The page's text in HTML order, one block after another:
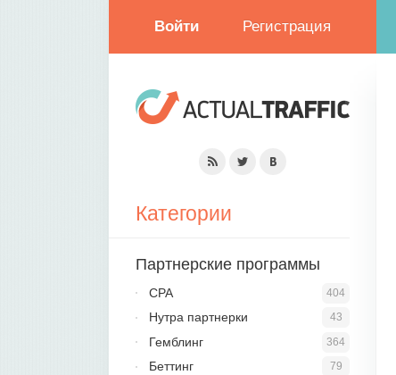
Войти Регистрация
Категории
Партнерские программы
404
CPA
43
Нутра партнерки
364
Гемблинг
79
Беттинг